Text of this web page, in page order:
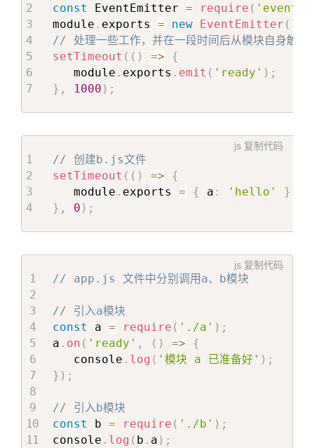
const
EventEmitter = require ( 'events'
module . exports = new EventEmitter (
// 处理一些工作，并在一段时间后从模块自身
setTimeout ( ( ) =>
{
   module
. exports . emit ( 'ready' ) ;
} , 1000 ) ;
js 复制代码
// 创建b.js文件
setTimeout ( ( ) =>
{
   module
. exports = { a : 'hello' }
} , 0 ) ;
js 复制代码
// app.js 文件中分别调用a、b模块
// 引入a模块
const
a = require ( './a' ) ;
a . on ( 'ready' , ( ) =>
{
   console
. log ( '模块 a 已准备好' ) ;
} ) ;
// 引入b模块
const
b = require ( './b' ) ;
console . log ( b . a ) ;